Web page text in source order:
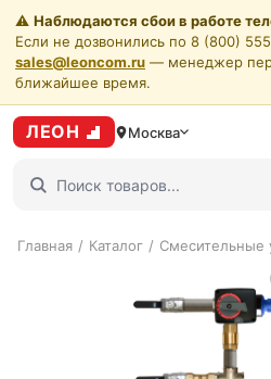
⚠️ Наблюдаются сбои в работе
Если не дозвонились по 8 (800)
sales@leoncom.ru — менеджер
ближайшее время.
ЛЕОН Москва
Главная / Каталог / Смесительные